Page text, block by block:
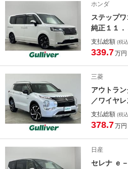
ングセンサ
ホンダ
ステップ
純正１１
／フルセ
ケンシャル
／ＥＴＣ／
支払総額 (税
339.7万円
三菱
アウトラ
／ワイヤ
／ＢＳＭ
／シーケン
／全方位カ
支払総額 (税
378.7万円
日産
セレナ ｅ